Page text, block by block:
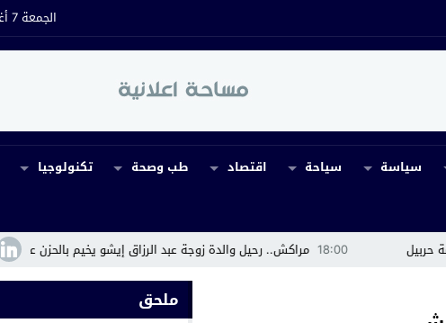
الجمعة 7 أغسطس 2026 - 10:43 صباحًا
سياسة سياحة اقتصاد طب وصحة تكنولوجيا
18:00 مراكش.. رحيل والدة زوجة عبد الرزاق إيشو يخيم بالحزن على أسرة جمعية الوفاء
ملحق